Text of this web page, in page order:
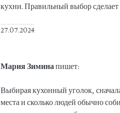
кухни. Правильный выбор
27.07.2024
Мария Зиминапишет:
Выбирая кухонный уголок,
места и сколько людей обычно